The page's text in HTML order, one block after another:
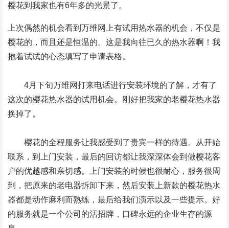
樱花到我家也有6年多的光景了。
上次偶然的机会看到万维网上有试用热水器的机会，不仅是
樱花的，而且还是恒温的。这是我向往已久的热水器啊！我
抱着试试的心态填写了申请表格。
4月下旬万维网打来电话进行安装环境的了解，才有了
这次的樱花热水器的试用机会。刚好把我家的老樱花热水器
换掉了。
樱花的全程服务让我感受到了贵宾一样的待遇。从开始
联系，到上门安装，最后的回访都让我深深体会到做樱花客
户的优越感和亲切感。上门安装的时候也很耐心，服务很周
到，把原来的老电器拆卸下来，然后安装上新款的樱花热水
器都是动作麻利而熟练，最后给我们演示以及一些提示。好
的服务就是一个公司的活招牌，口碑永远的企业生存的源